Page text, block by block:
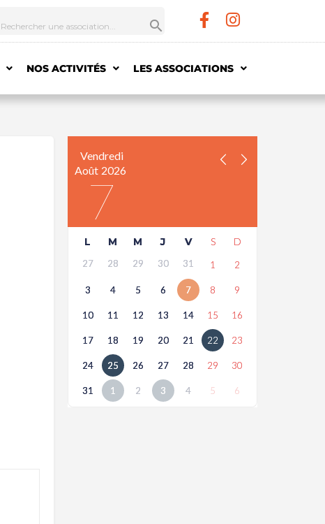
NOS ACTIVITÉS LES ASSOCIATIONS
Vendredi
Août 2026
7
L M M J V S D
27 28 29 30 31 1 2
3 4 5 6 7 8 9
10 11 12 13 14 15 16
17 18 19 20 21 22 23
24 25 26 27 28 29 30
31 1 2 3 4 5 6